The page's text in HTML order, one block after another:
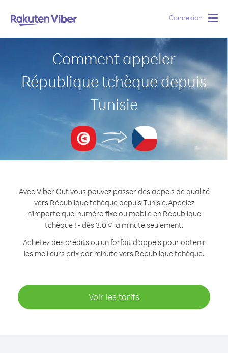
Connexion
Comment appeler
République tchèque depuis
Tunisie
Avec Viber Out vous pouvez passer des appels de qualité
vers République tchèque depuis Tunisie.Appelez
n'importe quel numéro fixe ou mobile en République
tchèque ! - dès 3.0 ¢ la minute seulement.
Achetez des crédits ou un forfait d’appels pour obtenir
les meilleurs prix par minute vers République tchèque.
Voir les tarifs